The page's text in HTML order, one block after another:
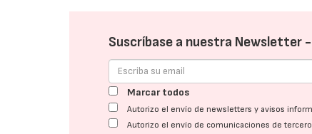
Suscríbase a nuestra Newsletter -
Marcar todos
Autorizo el envío de newsletters y avisos
Autorizo el envío de comunicaciones de